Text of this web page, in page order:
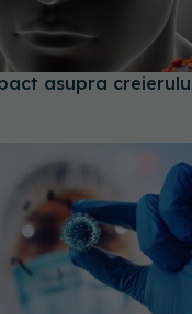
asupra creierului